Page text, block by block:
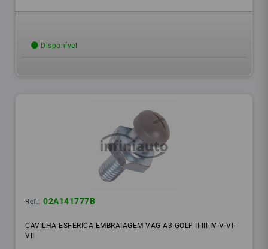
Disponível
Ref.: 02A141777B
CAVILHA ESFERICA EMBRAIAGEM VAG A3-GOLF II-III-IV-V-VI-
VII